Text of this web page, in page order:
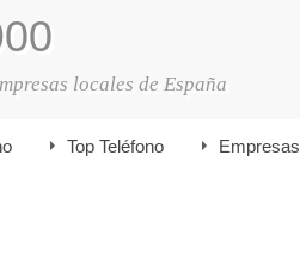
locales de España
Top Teléfono Empresas